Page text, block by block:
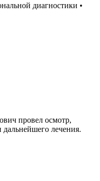
диагностики •
провел осмотр,
дальнейшего лечения.